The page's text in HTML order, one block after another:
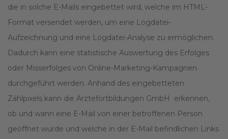
die in solche E-Mails eingebettet wird, welche im HTML-
Format versendet werden, um eine Logdatei-
Aufzeichnung und eine Logdatei-Analyse zu ermöglichen.
Dadurch kann eine statistische Auswertung des Erfolges
oder Misserfolges von Online-Marketing-Kampagnen
durchgeführt werden. Anhand des eingebetteten
Zählpixels kann die Ärztefortbildungen GmbH erkennen,
ob und wann eine E-Mail von einer betroffenen Person
geöffnet wurde und welche in der E-Mail befindlichen Links